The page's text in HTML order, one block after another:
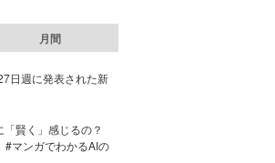
月間
日週に発表された新
「賢く」感じるの？
マンガでわかるAIの